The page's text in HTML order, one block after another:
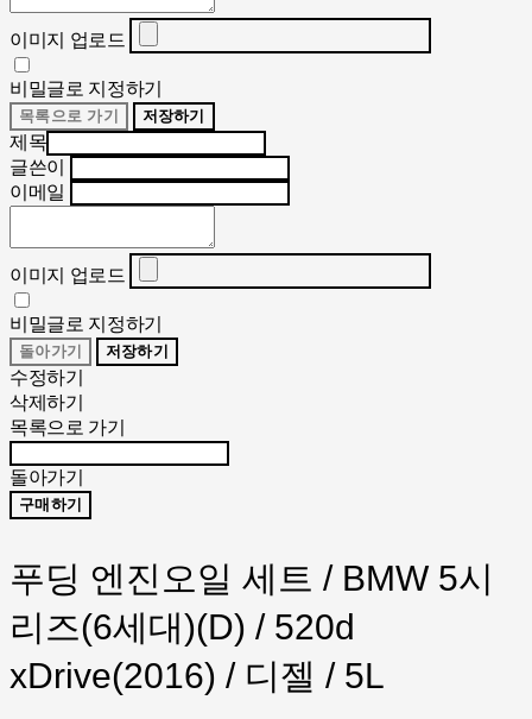
이미지 업로드
비밀글로 지정하기
목록으로 가기 저장하기
제목
글쓴이
이메일
이미지 업로드
비밀글로 지정하기
돌아가기 저장하기
수정하기
삭제하기
목록으로 가기
돌아가기
구매하기
푸딩 엔진오일 세트 / BMW 5시
리즈(6세대)(D) / 520d
xDrive(2016) / 디젤 / 5L